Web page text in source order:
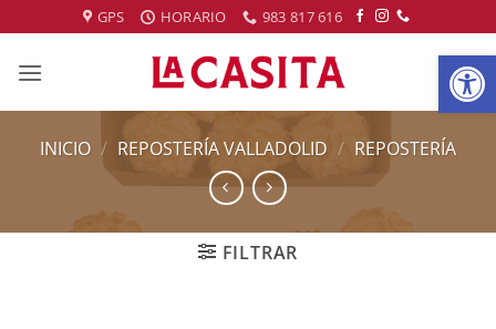
al
contenido
GPS HORARIO 983 817 616
INICIO / REPOSTERÍA VALLADOLID / REPOSTERÍA
FILTRAR